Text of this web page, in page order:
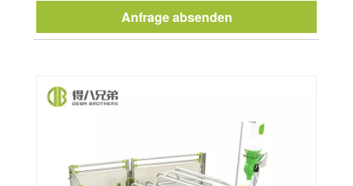
Anfrage absenden